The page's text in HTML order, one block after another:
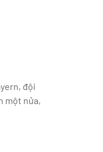
đội
một nửa,